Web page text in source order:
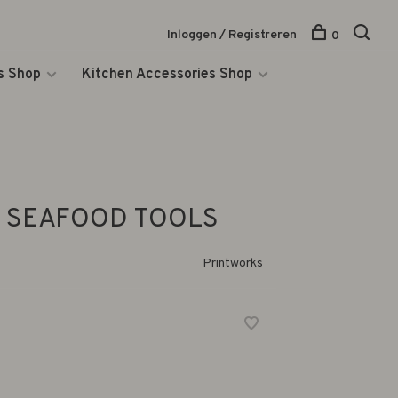
Shop Kitchen Accessories Shop
Inloggen / Registreren 0
TOOLS
Printworks